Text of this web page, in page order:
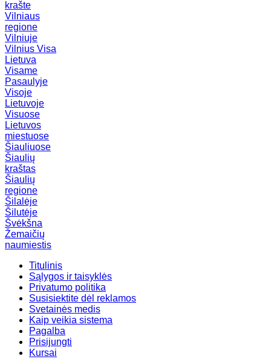
krašte
Vilniaus
regione
Vilniuje
Vilnius Visa
Lietuva
Visame
Pasaulyje
Visoje
Lietuvoje
Visuose
Lietuvos
miestuose
Šiauliuose
Šiaulių
kraštas
Šiaulių
regione
Šilalėje
Šilutėje
Švėkšna
Žemaičių
naumiestis
Titulinis
Sąlygos ir taisyklės
Privatumo politika
Susisiektite dėl reklamos
Svetainės medis
Kaip veikia sistema
Pagalba
Prisijungti
Kursai